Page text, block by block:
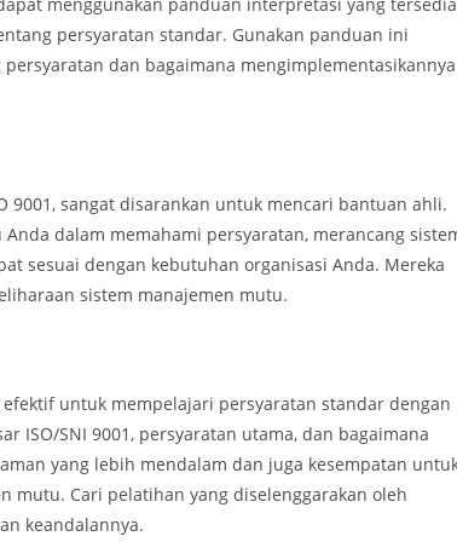
menggunakan panduan interpretasi yang
persyaratan standar. Gunakan panduan ini
dan bagaimana mengimplementasikannya
9001, sangat disarankan untuk mencari bantuan ahli.
dalam memahami persyaratan, merancang
sesuai dengan kebutuhan organisasi Anda. Mereka
sistem manajemen mutu.
untuk mempelajari persyaratan standar dengan
ISO/SNI 9001, persyaratan utama, dan bagaimana
yang lebih mendalam dan juga kesempatan
mutu. Cari pelatihan yang diselenggarakan oleh
keandalannya.